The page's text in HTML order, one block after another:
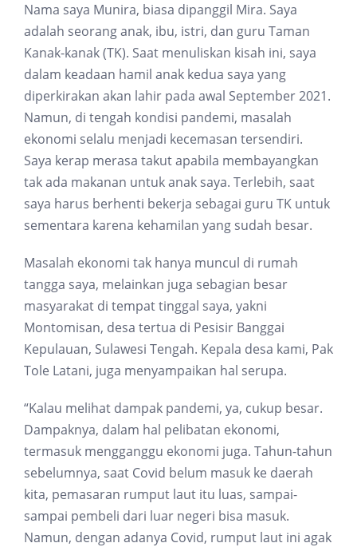
Nama saya Munira, biasa dipanggil Mira. Saya
adalah seorang anak, ibu, istri, dan guru Taman
Kanak-kanak (TK). Saat menuliskan kisah ini, saya
dalam keadaan hamil anak kedua saya yang
diperkirakan akan lahir pada awal September 2021.
Namun, di tengah kondisi pandemi, masalah
ekonomi selalu menjadi kecemasan tersendiri.
Saya kerap merasa takut apabila membayangkan
tak ada makanan untuk anak saya. Terlebih, saat
saya harus berhenti bekerja sebagai guru TK untuk
sementara karena kehamilan yang sudah besar.
Masalah ekonomi tak hanya muncul di rumah
tangga saya, melainkan juga sebagian besar
masyarakat di tempat tinggal saya, yakni
Montomisan, desa tertua di Pesisir Banggai
Kepulauan, Sulawesi Tengah. Kepala desa kami, Pak
Tole Latani, juga menyampaikan hal serupa.
“Kalau melihat dampak pandemi, ya, cukup besar.
Dampaknya, dalam hal pelibatan ekonomi,
termasuk mengganggu ekonomi juga. Tahun-tahun
sebelumnya, saat Covid belum masuk ke daerah
kita, pemasaran rumput laut itu luas, sampai-
sampai pembeli dari luar negeri bisa masuk.
Namun, dengan adanya Covid, rumput laut ini agak